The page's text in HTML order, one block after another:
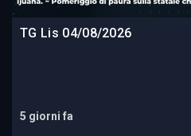
TG Lis 04/08/2026
5 giorni fa